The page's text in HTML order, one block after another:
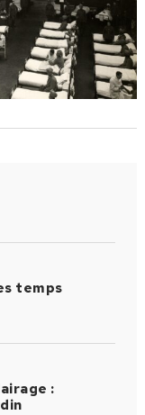
temps
: